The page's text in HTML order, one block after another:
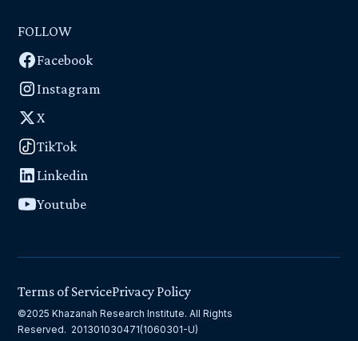
FOLLOW
Facebook
Instagram
X
TikTok
Linkedin
Youtube
©2025 Khazanah Research Institute. All Rights
Reserved. 201301030471(1060301-U)
Terms of ServicePrivacy Policy